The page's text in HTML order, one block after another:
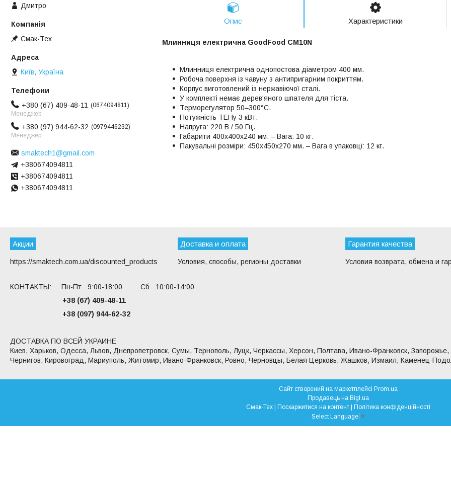
Опис Характеристики
Млинниця електрична GoodFood CM10N
Млинниця електрична однопостова діаметром 400 мм.
Робоча поверхня із чавуну з антипригарним покриттям.
Корпус виготовлений із нержавіючої сталі.
У комплекті немає дерев'яного шпателя для тіста.
Терморегулятор 50–300°С.
Потужність ТЕНу 3 кВт.
Напруга: 220 В / 50 Гц.
Габарити 400х400х240 мм. – Вага: 10 кг.
Пакувальні розміри: 450х450х270 мм. – Вага в упаковці: 12 кг.
Дмитро
Смак-Тех
Київ, Україна
+380 (67) 409-48-11
0674094811
Менеджер
+380 (97) 944-62-32
0979446232
Менеджер
smaktech1@gmail.com
+380674094811
+380674094811
+380674094811
Акции
https://smaktech.com.ua/discounted_products
Доставка и оплата
Условия, способы, регионы доставки
Гарантия качества
Условия возврата, обмена и
КОНТАКТЫ: Пн-Пт 9:00-18:00 Сб 10:00-14:00
+38 (67) 409-48-11
+38 (097) 944-62-32
ДОСТАВКА ПО ВСЕЙ УКРАИНЕ
Киев, Харьков, Одесса, Львов, Днепропетровск, Сумы, Тернополь, Луцк, Черкассы, Херсон, Полтава, Ивано-Франковск,
Чернигов, Кировоград, Мариуполь, Житомир, Ивано-Франковск, Ровно, Черновцы, Белая Церковь, Жашков, Измаил, Каменец-
Сайт створений на маркетплейсі Prom.ua
Продавець на Bigl.ua
Смак-Тех | Поскаржитися на контент | Політика конфіденційності
Select Language ▼